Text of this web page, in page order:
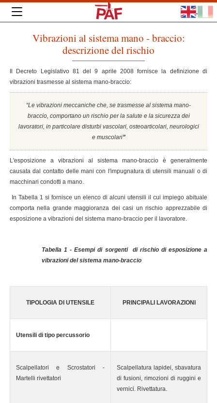
Vibrazioni al sistema mano - braccio:
descrizione del rischio
Il Decreto Legislativo 81 del 9 aprile 2008 fornisce la definizione di
vibrazioni trasmesse al sistema mano-braccio:
“Le vibrazioni meccaniche che, se trasmesse al sistema mano-
braccio, comportano un rischio per la salute e la sicurezza dei
lavoratori, in particolare disturbi vascolari, osteoarticolari, neurologici
e muscolari”
L'esposizione a vibrazioni al sistema mano-braccio è generalmente
causata dal contatto delle mani con l'impugnatura di utensili manuali o di
macchinari condotti a mano.
In Tabella 1 si fornisce un elenco di alcuni utensili il cui impiego abituale
comporta nella grande maggioranza dei casi un rischio apprezzabile di
esposizione a vibrazioni del sistema mano-braccio per il lavoratore.
Tabella 1 - Esempi di sorgenti di rischio di esposizione a
vibrazioni del sistema mano-braccio
TIPOLOGIA DI UTENSILE PRINCIPALI LAVORAZIONI
Utensili di tipo percussorio
Scalpellatori e Scrostatori -
Martelli rivettatori
Scalpellatura lapidei, sbavatura
di fusioni, rimozioni di ruggini e
vernici. Rivettatura.